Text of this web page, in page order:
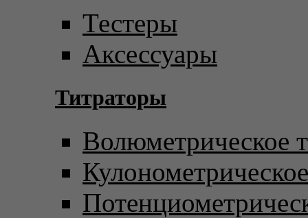
Тестеры
Аксессуары
Титраторы
Волюметрическое